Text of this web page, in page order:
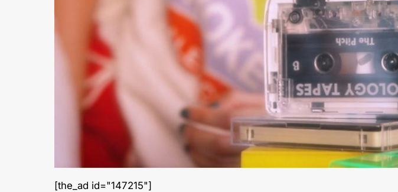
[the_ad id="147215"]